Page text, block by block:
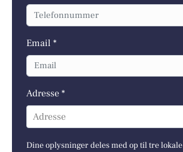
Email *
Adresse *
Adresse
Dine oplysninger deles med op til tre lokale